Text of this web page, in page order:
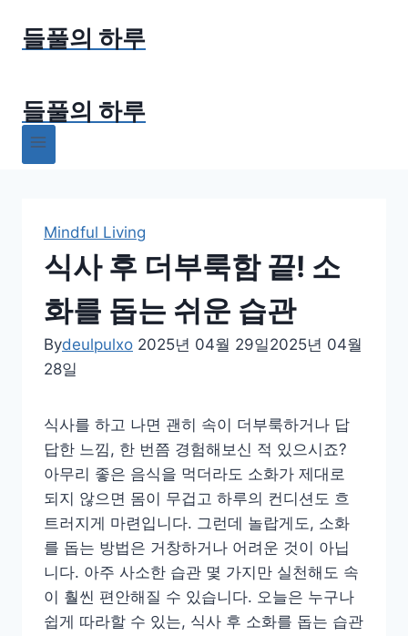
들풀의 하루
들풀의 하루
Mindful Living
식사 후 더부룩함 끝! 소
화를 돕는 쉬운 습관
Bydeulpulxo 2025년 04월 29일2025년 04월
28일
식사를 하고 나면 괜히 속이 더부룩하거나 답
답한 느낌, 한 번쯤 경험해보신 적 있으시죠?
아무리 좋은 음식을 먹더라도 소화가 제대로
되지 않으면 몸이 무겁고 하루의 컨디션도 흐
트러지게 마련입니다. 그런데 놀랍게도, 소화
를 돕는 방법은 거창하거나 어려운 것이 아닙
니다. 아주 사소한 습관 몇 가지만 실천해도 속
이 훨씬 편안해질 수 있습니다. 오늘은 누구나
쉽게 따라할 수 있는, 식사 후 소화를 돕는 습관